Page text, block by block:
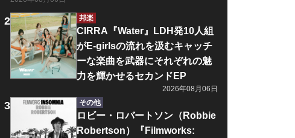
邦楽
CIRRA『Water』LDH発10人組
がE-girlsの流れを汲むキャッチ
ーな楽曲を武器にそれぞれの魅
力を輝かせるセカンドEP
2026年08月06日
その他
ロビー・ロバートソン（Robbie
Robertson）『Filmworks: